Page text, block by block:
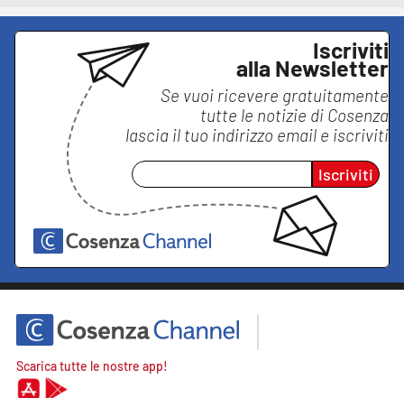
Iscriviti
alla Newsletter
Se vuoi ricevere gratuitamente
tutte le notizie di Cosenza
lascia il tuo indirizzo email e iscriviti
Iscriviti
Scarica tutte le nostre app!